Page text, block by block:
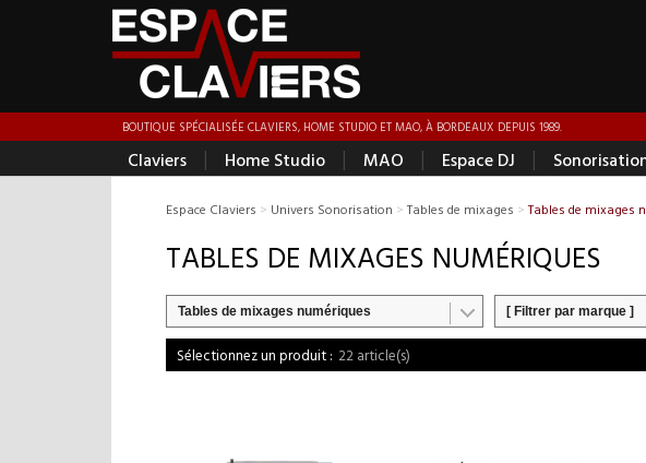
BOUTIQUE SPÉCIALISÉE CLAVIERS, HOME STUDIO ET MAO, À BORDEAUX DEPUIS 1989.
Claviers | Home Studio | MAO | Espace DJ |
Espace Claviers > Univers Sonorisation >Tables de mixages >Tables de mixages
TABLES DE MIXAGES NUMÉRIQUES
Tables de mixages numériques [ Filtrer par marque ]
22 article(s)